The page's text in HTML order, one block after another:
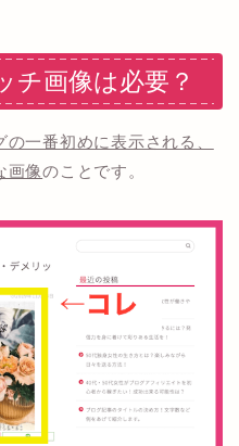
チ画像は必要？
の一番初めに表示される、
画像のことです。